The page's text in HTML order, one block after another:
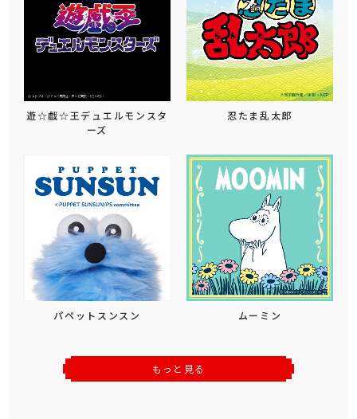
遊☆戯☆王デュエルモンスタ
ーズ
忍たま乱太郎
パペットスンスン ムーミン
もっと見る